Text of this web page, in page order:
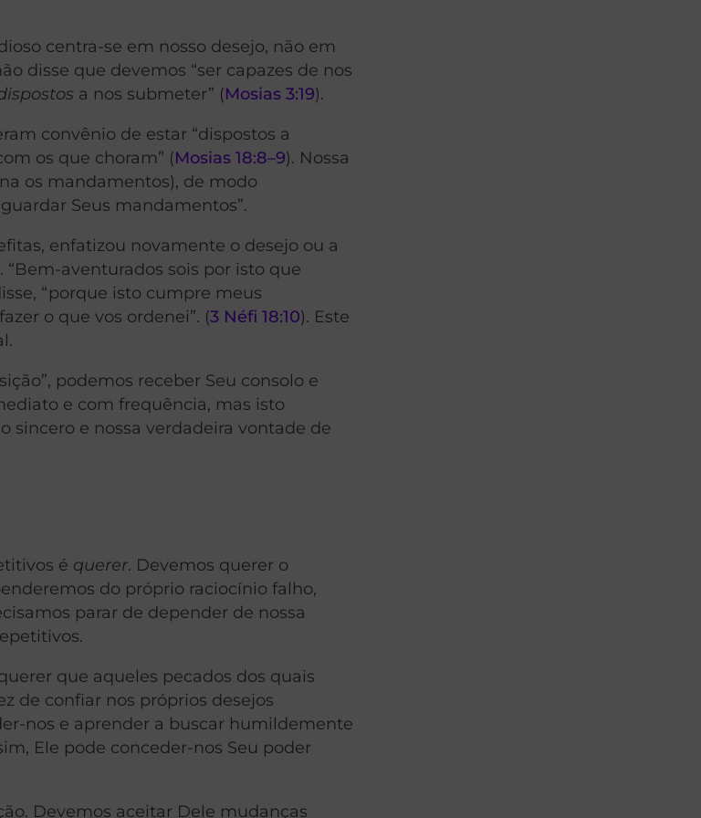
centra-se em nosso desejo, não em
disse que devemos “ser capazes de nos
a nos submeter” (Mosias 3:19).
convênio de estar “dispostos a
os que choram” (Mosias 18:8–9). Nossa
os mandamentos), de modo
Seus mandamentos”.
enfatizou novamente o desejo ou a
aventurados sois por isto que
“porque isto cumpre meus
o que vos ordenei”. (3 Néfi 18:10). Este
podemos receber Seu consolo e
e com frequência, mas isto
sincero e nossa verdadeira vontade de
é querer. Devemos querer o
do próprio raciocínio falho,
parar de depender de nossa
que aqueles pecados dos quais
de confiar nos próprios desejos
nos e aprender a buscar humildemente
Ele pode conceder-nos Seu poder
Devemos aceitar Dele mudanças